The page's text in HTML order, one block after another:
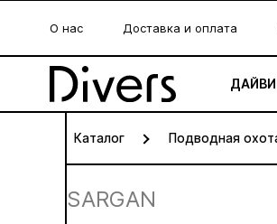
О нас Доставка и оплата
Каталог Подводная
SARGAN